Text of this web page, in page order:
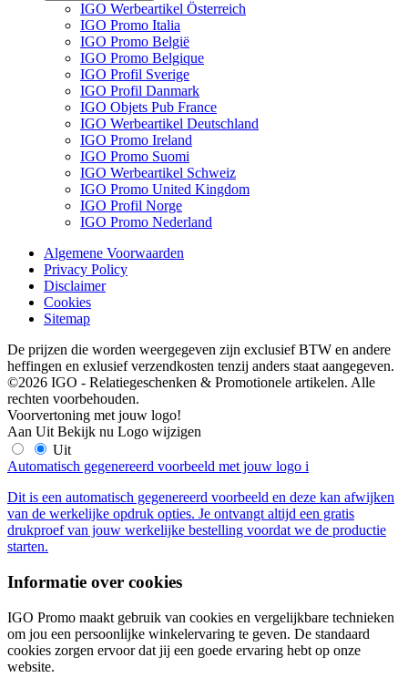
IGO Werbeartikel Österreich
IGO Promo Italia
IGO Promo België
IGO Promo Belgique
IGO Profil Sverige
IGO Profil Danmark
IGO Objets Pub France
IGO Werbeartikel Deutschland
IGO Promo Ireland
IGO Promo Suomi
IGO Werbeartikel Schweiz
IGO Promo United Kingdom
IGO Profil Norge
IGO Promo Nederland
Algemene Voorwaarden
Privacy Policy
Disclaimer
Cookies
Sitemap
De prijzen die worden weergegeven zijn exclusief BTW en andere
heffingen en exlusief verzendkosten tenzij anders staat aangegeven.
©2026 IGO - Relatiegeschenken & Promotionele artikelen. Alle
rechten voorbehouden.
Voorvertoning met jouw logo!
Aan Uit Bekijk nu Logo wijzigen
Uit
Automatisch gegenereerd voorbeeld met jouw logo i
Dit is een automatisch gegenereerd voorbeeld en deze kan afwijken
van de werkelijke opdruk opties. Je ontvangt altijd een gratis
drukproef van jouw werkelijke bestelling voordat we de productie
starten.
Informatie over cookies
IGO Promo maakt gebruik van cookies en vergelijkbare technieken
om jou een persoonlijke winkelervaring te geven. De standaard
cookies zorgen ervoor dat jij een goede ervaring hebt op onze
website.